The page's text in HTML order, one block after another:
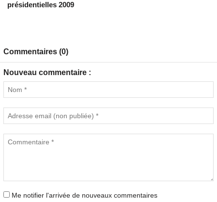
présidentielles 2009
Commentaires (0)
Nouveau commentaire :
Me notifier l'arrivée de nouveaux commentaires